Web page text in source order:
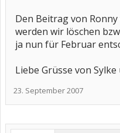
Den Beitrag von
werden wir löschen
ja nun für Februar
Liebe Grüsse von
23. September 2007